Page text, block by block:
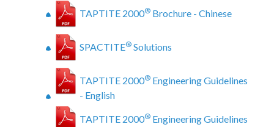
TAPTITE 2000® Brochure - Chinese
SPACTITE® Solutions
TAPTITE 2000® Engineering Guidelines
- English
TAPTITE 2000® Engineering Guidelines